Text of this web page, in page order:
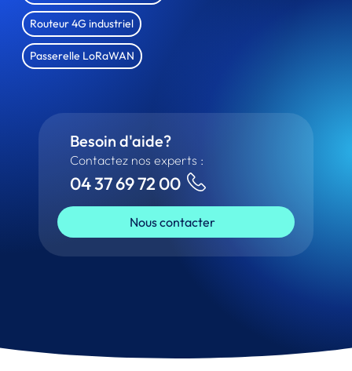
Routeur 4G industriel
Passerelle LoRaWAN
Besoin d'aide?
Contactez nos experts :
04 37 69 72 00
Nous contacter